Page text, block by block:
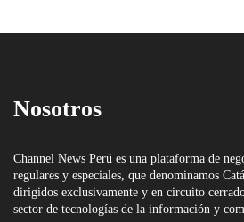
Nosotros
Channel News Perú es una plataforma de
regulares y especiales, que denominamos
dirigidos exclusivamente y en circuito
sector de tecnologías de la información y